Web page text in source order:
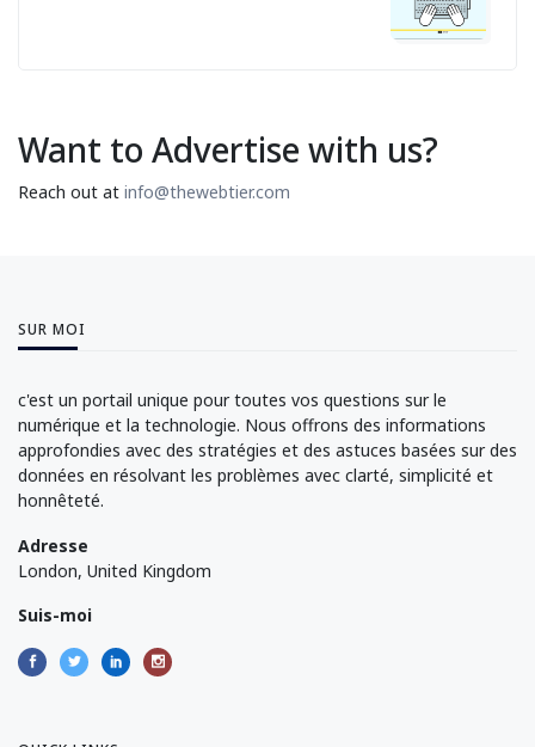
Want to Advertise with us?
Reach out at info@thewebtier.com
SUR MOI
c'est un portail unique pour toutes vos questions sur le
numérique et la technologie. Nous offrons des informations
approfondies avec des stratégies et des astuces basées sur des
données en résolvant les problèmes avec clarté, simplicité et
honnêteté.
Adresse
London, United Kingdom
Suis-moi